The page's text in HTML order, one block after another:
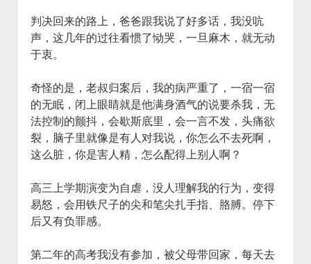
判决回来的路上，爸爸跟我说了好多话，我没吭
声，这几年的过往看惯了恸哭，一旦麻木，就无动
于衷。
奇怪的是，老叔归案后，我的病严重了，一宿一宿
的无眠，闭上眼睛就是他满身酒气的说要杀我，无
法控制的颤抖，会歇斯底里，会一言不发，头痛欲
裂，脑子里就像是有人对我说，你怎么不去死啊，
这么脏，你是害人精，怎么配得上别人啊？
高三上学期演变为自虐，没人理解我的行为，变得
易怒，会用铁尺子的尖和笔尖扎手指、胳膊。停下
后又有负罪感。
第二年的高考我没有参加，被父母带回家，每天去